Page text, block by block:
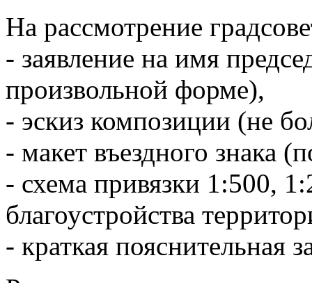
На рассмотрение
- заявление на имя
произвольной форме),
- эскиз композиции (не
- макет въездного знака
- схема привязки 1:500,
благоустройства
- краткая пояснительная